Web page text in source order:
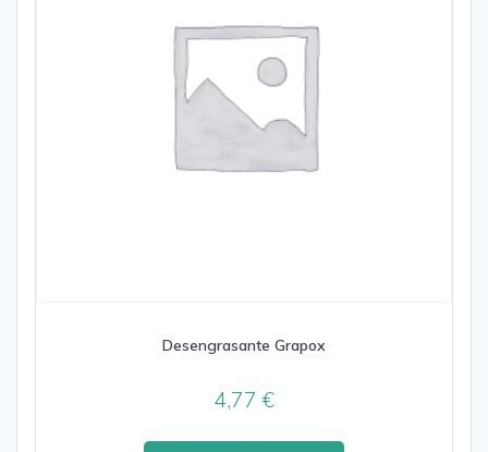
Desengrasante Grapox
4,77€